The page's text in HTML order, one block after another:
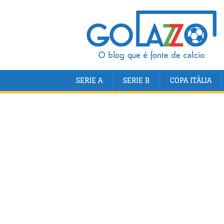
SERIE A SERIE B COPA ITÁLIA